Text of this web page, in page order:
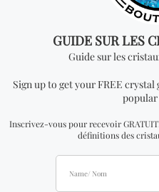
La couleur particulière de
rehaussée de platine pur et
angel aura amplifie la
Le diamant Herkimer
Les diamants Herkimer
Le but de ces cristaux est